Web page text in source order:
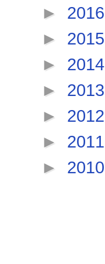
► 2016
► 2015
► 2014
► 2013
► 2012
► 2011
► 2010